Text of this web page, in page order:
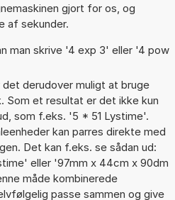
gjort for os, og
af sekunder.
man skrive '4 exp 3' eller '4 pow
det derudover muligt at bruge
Som et resultat er det ikke kun
som f.eks. '5 * 51 Lystime'.
kan parres direkte med
Det kan f.eks. se sådan ud:
eller '97mm x 44cm x 90dm
måde kombinerede
passe sammen og give